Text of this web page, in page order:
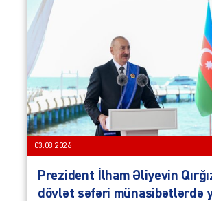
03.08.2026
Prezident İlham Əliyevin
dövlət səfəri münasibətlərdə